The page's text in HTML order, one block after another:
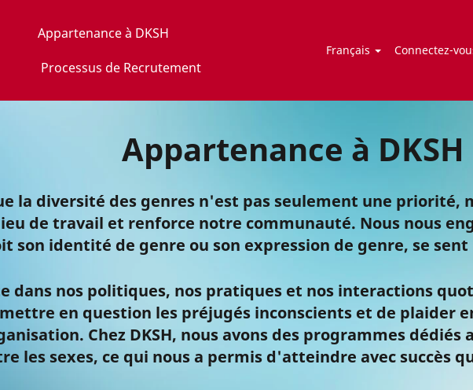
Appartenance à DKSH
Processus de Recrutement
Français Connectez-
Appartenance à DKSH
la diversité des genres n'est pas seulement une
de travail et renforce notre communauté. Nous nous
son identité de genre ou son expression de genre, se
dans nos politiques, nos pratiques et nos interactions
en question les préjugés inconscients et de plaider
Chez DKSH, nous avons des programmes
les sexes, ce qui nous a permis d'atteindre avec succès